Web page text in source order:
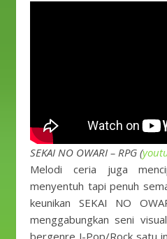
SEKAI NO OWARI – RPG (
Melodi ceria juga
menyentuh tapi penuh
keunikan SEKAI NO
menggabungkan seni
bergenre J-Pop/Rock satu